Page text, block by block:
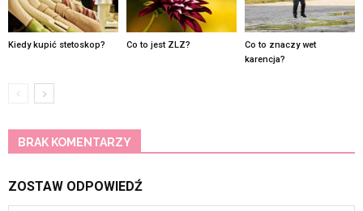
Kiedy kupić stetoskop? Co to jest ZLZ?
Co to znaczy wet
karencja?
BRAK KOMENTARZY
ZOSTAW ODPOWIEDŹ